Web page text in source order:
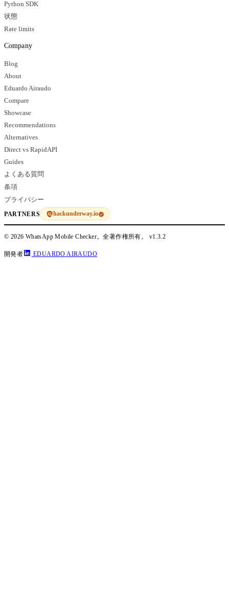
Python SDK
状態
Rate limits
Company
Blog
About
Eduardo Airaudo
Compare
Showcase
Recommendations
Alternatives
Direct vs RapidAPI
Guides
よくある質問
条項
プライバシー
PARTNERS hackunderway.io
© 2026 WhatsApp Mobile Checker。全著作権所有。 v1.3.2
開発者 EDUARDO AIRAUDO